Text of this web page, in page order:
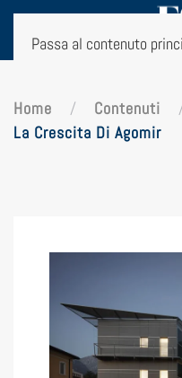
Passa al contenuto
Home Contenuti
La Crescita Di Agomir